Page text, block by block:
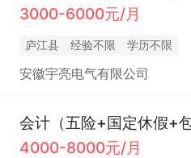
3000-6000元/月
庐江县 经验不限 学历不限
安徽宇亮电气有限公司
会计（五险+国定休假+
4000-8000元/月